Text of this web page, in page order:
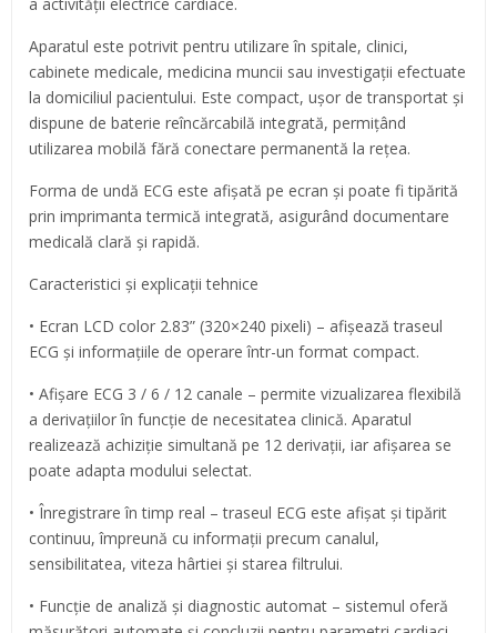
Aparatul este potrivit pentru utilizare în spitale, clinici,
cabinete medicale, medicina muncii sau investigații efectuate
la domiciliul pacientului. Este compact, ușor de transportat și
dispune de baterie reîncărcabilă integrată, permițând
utilizarea mobilă fără conectare permanentă la rețea.
Forma de undă ECG este afișată pe ecran și poate fi tipărită
prin imprimanta termică integrată, asigurând documentare
medicală clară și rapidă.
Caracteristici și explicații tehnice
• Ecran LCD color 2.83” (320×240 pixeli) – afișează traseul
ECG și informațiile de operare într-un format compact.
• Afișare ECG 3 / 6 / 12 canale – permite vizualizarea flexibilă
a derivațiilor în funcție de necesitatea clinică. Aparatul
realizează achiziție simultană pe 12 derivații, iar afișarea se
poate adapta modului selectat.
• Înregistrare în timp real – traseul ECG este afișat și tipărit
continuu, împreună cu informații precum canalul,
sensibilitatea, viteza hârtiei și starea filtrului.
• Funcție de analiză și diagnostic automat – sistemul oferă